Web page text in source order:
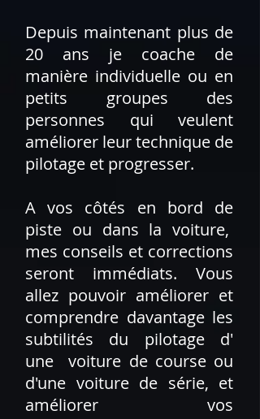
Depuis maintenant plus de
20 ans je coache de
manière individuelle ou en
petits groupes des
personnes qui veulent
améliorer leur technique de
pilotage et progresser.
A vos côtés en bord de
piste ou dans la voiture,
mes conseils et corrections
seront immédiats. Vous
allez pouvoir améliorer et
comprendre davantage les
subtilités du pilotage d'
une voiture de course ou
d'une voiture de série, et
améliorer vos